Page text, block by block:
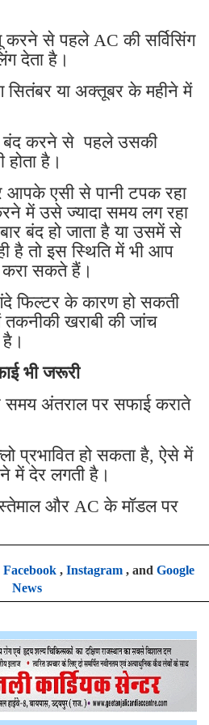
करने से पहले AC की सर्विसिंग
देता है।
सितंबर या अक्तूबर के महीने में
बंद करने से पहले उसकी
होता है।
एसी से पानी टपक रहा
में उसे ज्यादा समय लग रहा
बंद हो जाता है या उसमें से
है तो इस स्थिति में भी आप
करा सकते हैं।
फिल्टर के कारण हो सकती
खराबी की जांच
भी जरूरी
अंतराल पर सफाई कराते
प्रभावित हो सकता है, ऐसे में
में देर लगती है।
और AC के मॉडल पर
Facebook, Instagram, and Google
News